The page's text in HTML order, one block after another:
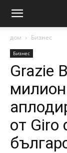
дом Бизнес
Бизнес
Grazie
от Giro